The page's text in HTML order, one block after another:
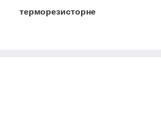
терморезисторне